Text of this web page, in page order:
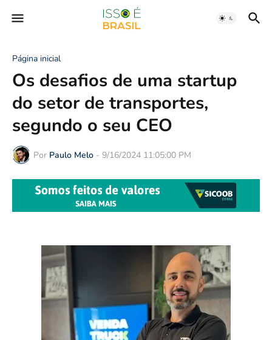
Página inicial
Os desafios de uma startup
do setor de transportes,
segundo o seu CEO
Por Paulo Melo - 9/16/2024 11:05:00 PM